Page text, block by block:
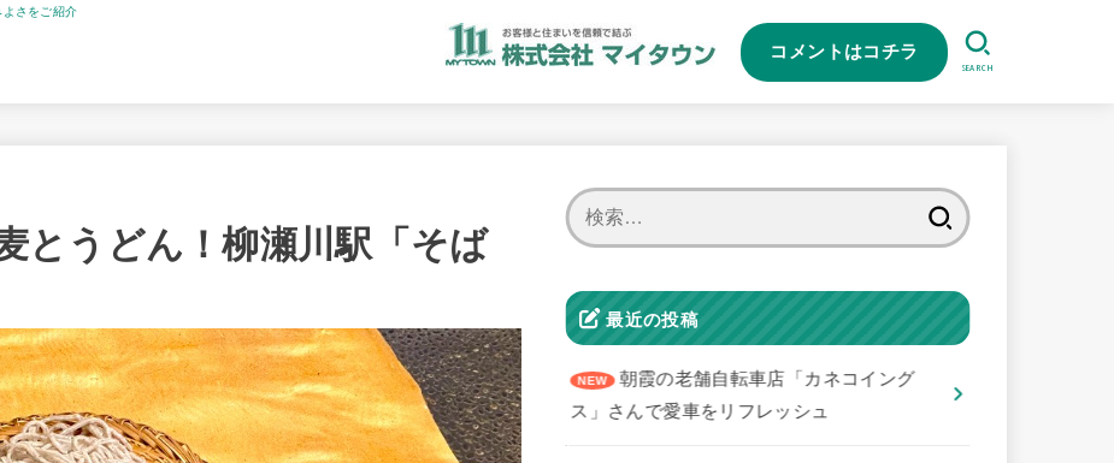
さをご紹介
コメントはコチラ
SEARCH
とうどん！柳瀬川駅「そば
最近の投稿
朝霞の老舗自転車店「カネコイング
ス」さんで愛車をリフレッシュ